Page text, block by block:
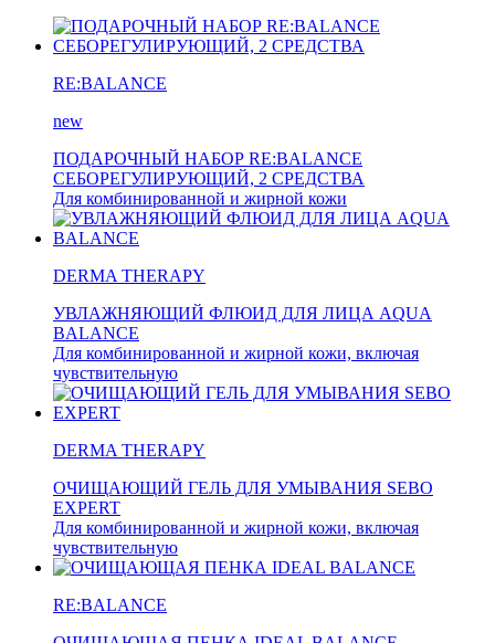
RE:BALANCE
new
ПОДАРОЧНЫЙ НАБОР RE:BALANCE
СЕБОРЕГУЛИРУЮЩИЙ, 2 СРЕДСТВА
Для комбинированной и жирной кожи
DERMA THERAPY
УВЛАЖНЯЮЩИЙ ФЛЮИД ДЛЯ ЛИЦА AQUA
BALANCE
Для комбинированной и жирной кожи, включая
чувствительную
DERMA THERAPY
ОЧИЩАЮЩИЙ ГЕЛЬ ДЛЯ УМЫВАНИЯ SEBO
EXPERT
Для комбинированной и жирной кожи, включая
чувствительную
RE:BALANCE